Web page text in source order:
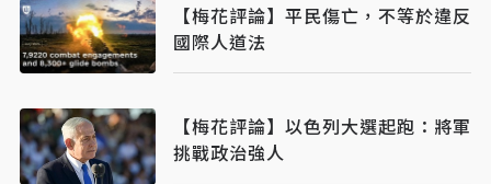
【梅花評論】平民傷亡，不等於違反
國際人道法
【梅花評論】以色列大選起跑：將軍
挑戰政治強人